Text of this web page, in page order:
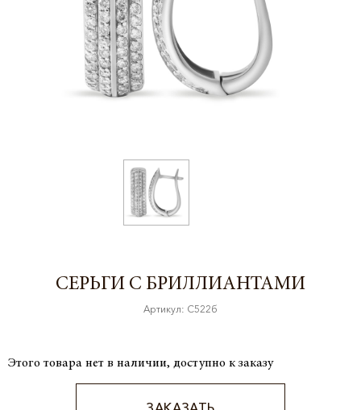
СЕРЬГИ С БРИЛЛИАНТАМИ
Артикул: С522б
Этого товара нет в наличии, доступно к заказу